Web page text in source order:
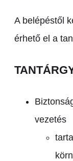
A belépéstől
érhető el a
vezetés